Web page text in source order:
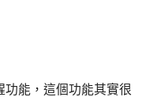
功能，這個功能其實很